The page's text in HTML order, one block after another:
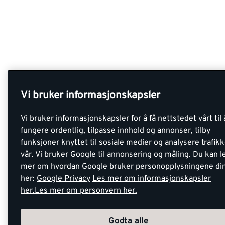
Vi bruker informasjonskapsler
Vi bruker informasjonskapsler for å få nettstedet vårt til
fungere ordentlig, tilpasse innhold og annonser, tilby
funksjoner knyttet til sosiale medier og analysere
vår. Vi bruker Google til annonsering og måling. Du kan
mer om hvordan Google bruker personopplysningene
her: Google Privacy Les mer om informasjonskapsler
her.Les mer om personvern her.
Godta alle